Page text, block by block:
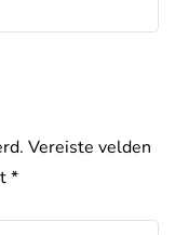
Vereiste velden
*